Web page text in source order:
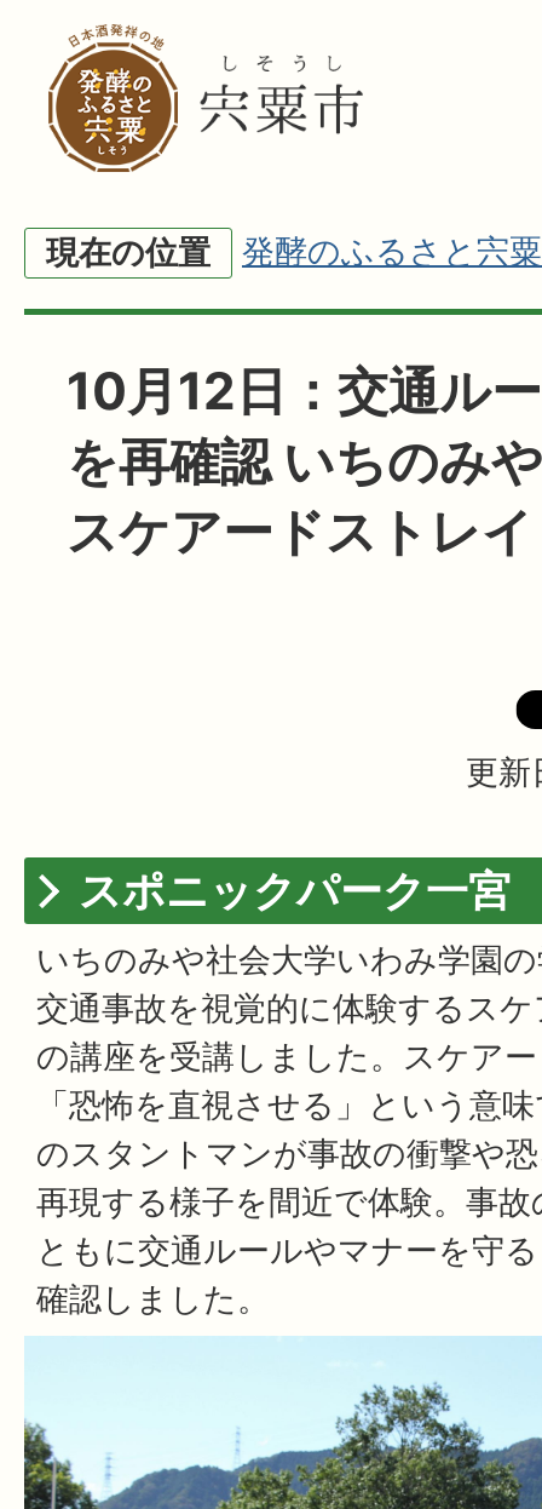
現在の位置 発酵のふるさと宍粟
10月12日：交通ル
を再確認 いちのみ
スケアードストレ
更新
スポニックパーク一宮
いちのみや社会大学いわみ学園
交通事故を視覚的に体験するス
の講座を受講しました。スケア
「恐怖を直視させる」という意
のスタントマンが事故の衝撃や
再現する様子を間近で体験。事
ともに交通ルールやマナーを守
確認しました。